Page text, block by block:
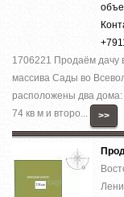
1706221 Продаём дачу
массива Сады во
расположены два
74 кв м и второ...
>>